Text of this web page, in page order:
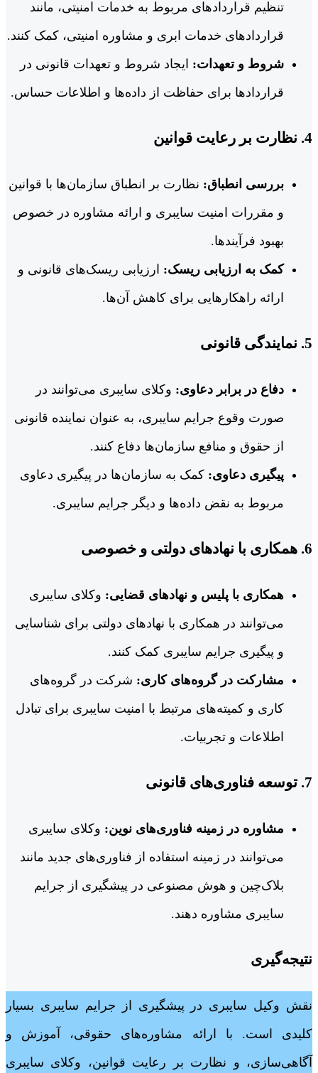
تنظیم قراردادهای مربوط به خدمات امنیتی، مانند
قراردادهای خدمات ابری و مشاوره امنیتی، کمک کنند.
شروط و تعهدات: ایجاد شروط و تعهدات قانونی در
قراردادها برای حفاظت از داده‌ها و اطلاعات حساس.
4. نظارت بر رعایت قوانین
بررسی انطباق: نظارت بر انطباق سازمان‌ها با قوانین
و مقررات امنیت سایبری و ارائه مشاوره در خصوص
بهبود فرآیندها.
کمک به ارزیابی ریسک: ارزیابی ریسک‌های قانونی و
ارائه راهکارهایی برای کاهش آن‌ها.
5. نمایندگی قانونی
دفاع در برابر دعاوی: وکلای سایبری می‌توانند در
صورت وقوع جرایم سایبری، به عنوان نماینده قانونی
از حقوق و منافع سازمان‌ها دفاع کنند.
پیگیری دعاوی: کمک به سازمان‌ها در پیگیری دعاوی
مربوط به نقض داده‌ها و دیگر جرایم سایبری.
6. همکاری با نهادهای دولتی و خصوصی
همکاری با پلیس و نهادهای قضایی: وکلای سایبری
می‌توانند در همکاری با نهادهای دولتی برای شناسایی
و پیگیری جرایم سایبری کمک کنند.
مشارکت در گروه‌های کاری: شرکت در گروه‌های
کاری و کمیته‌های مرتبط با امنیت سایبری برای تبادل
اطلاعات و تجربیات.
7. توسعه فناوری‌های قانونی
مشاوره در زمینه فناوری‌های نوین: وکلای سایبری
می‌توانند در زمینه استفاده از فناوری‌های جدید مانند
بلاک‌چین و هوش مصنوعی در پیشگیری از جرایم
سایبری مشاوره دهند.
نتیجه‌گیری
نقش وکیل سایبری در پیشگیری از جرایم سایبری بسیار
کلیدی است. با ارائه مشاوره‌های حقوقی، آموزش و
آگاهی‌سازی، و نظارت بر رعایت قوانین، وکلای سایبری